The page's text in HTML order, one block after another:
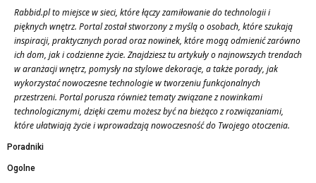
Rabbid.pl to miejsce w sieci, które łączy zamiłowanie do technologii i
pięknych wnętrz. Portal został stworzony z myślą o osobach, które szukają
inspiracji, praktycznych porad oraz nowinek, które mogą odmienić zarówno
ich dom, jak i codzienne życie. Znajdziesz tu artykuły o najnowszych trendach
w aranżacji wnętrz, pomysły na stylowe dekoracje, a także porady, jak
wykorzystać nowoczesne technologie w tworzeniu funkcjonalnych
przestrzeni. Portal porusza również tematy związane z nowinkami
technologicznymi, dzięki czemu możesz być na bieżąco z rozwiązaniami,
które ułatwiają życie i wprowadzają nowoczesność do Twojego otoczenia.
Poradniki
Ogolne